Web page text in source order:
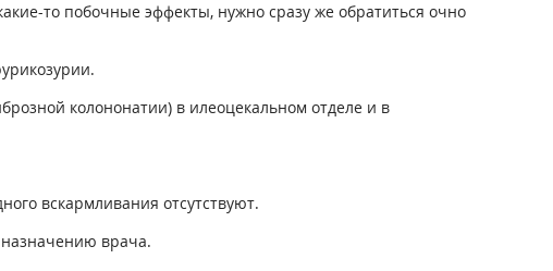
то побочные эффекты, нужно сразу же обратиться очно
колононатии) в илеоцекальном отделе и в
вскармливания отсутствуют.
врача.